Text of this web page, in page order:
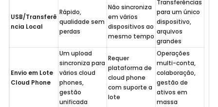
USB/Transferê
ncia Local
Rápido,
qualidade sem
perdas
Não sincroniza
em vários
dispositivos ao
mesmo tempo
Transferências
para um único
dispositivo,
arquivos
grandes
Envio em Lote
Cloud Phone
Um upload
sincroniza para
vários cloud
phones,
gestão
unificada
Requer
plataforma de
cloud phone
com suporte a
lote
Operações
multi-conta,
colaboração,
gestão de
ativos em
massa